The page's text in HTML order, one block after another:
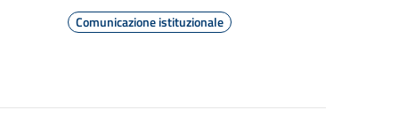
Comunicazione istituzionale